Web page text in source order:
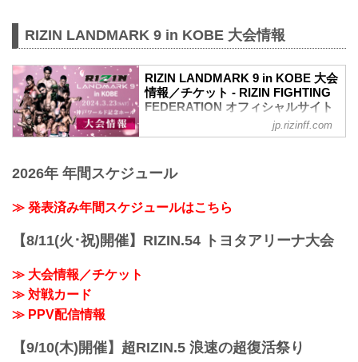
RIZIN LANDMARK 9 in KOBE 大会情報
RIZIN LANDMARK 9 in KOBE 大会
情報／チケット - RIZIN FIGHTING
FEDERATION オフィシャルサイト
3月13日（水）10時よりイープラス・チケ
席種を追加販売いたします。
SRS席
【2/28更新】全席種完売のお知らせ
ト販売中！神戸大会のPPVチケットは前
売り券がお得！RIZIN LAND...
jp.rizinff.com
2026年 年間スケジュール
≫ 発表済み年間スケジュールはこちら
【8/11(火･祝)開催】RIZIN.54 トヨタアリーナ大会
≫ 大会情報／チケット
≫ 対戦カード
≫ PPV配信情報
【9/10(木)開催】超RIZIN.5 浪速の超復活祭り